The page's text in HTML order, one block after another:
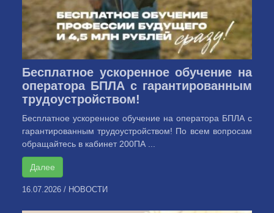
Бесплатное ускоренное обучение на
оператора БПЛА с гарантированным
трудоустройством!
Бесплатное ускоренное обучение на оператора БПЛА с
гарантированным трудоустройством! По всем вопросам
обращайтесь в кабинет 200ПА ...
Далее
16.07.2026 / НОВОСТИ